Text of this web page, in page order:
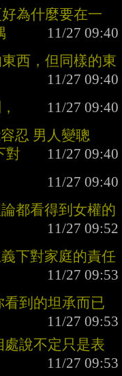
為什麼要在一
西，但同樣的東
忍 男人變聰
對
都看得到女權的
下對家庭的責任
看到的坦承而已
處說不定只是表